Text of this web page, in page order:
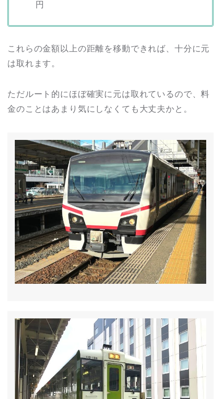
円
これらの金額以上の距離を移動できれば、十分に元
は取れます。
ただルート的にほぼ確実に元は取れているので、料
金のことはあまり気にしなくても大丈夫かと。